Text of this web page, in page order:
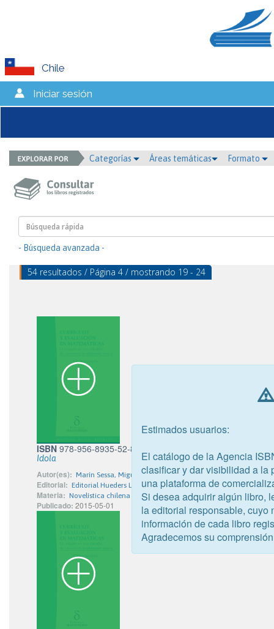
Chile
Iniciar sesión
Categorías Áreas temáticas Formato
- Búsqueda avanzada -
54 resultados / Página 4 / mostrando 19 - 24
ISBN 978-956-8935-52-8
Idola
Autor(es): Marín Sessa, Miguel Germán
Editorial: Editorial Hueders Limitada
Materia: Novelística chilena
Publicado: 2015-05-01
Estimados usuarios:
El catálogo de la Agencia
clasificar y dar visibilidad a la
una plataforma de
Si desea adquirir algún libro,
la editorial responsable, cuyo
información de cada libro
Agradecemos su